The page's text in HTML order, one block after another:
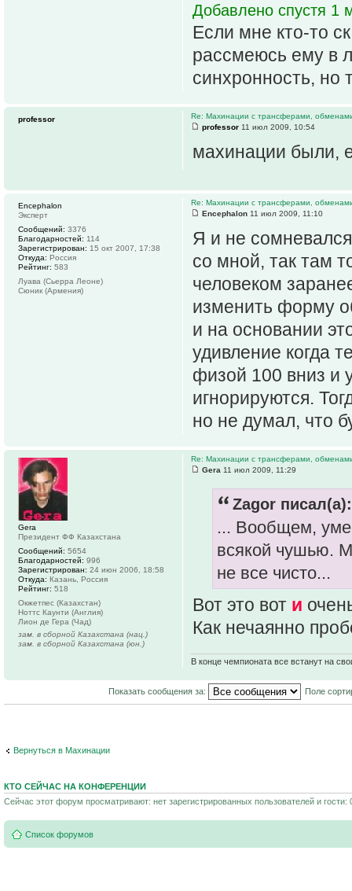
Добавлено спустя 1
Если мне кто-то
рассмеюсь ему в
синхронность, но
Re: Махинации с трансферами,
professor 11 июл 2009, 10:54
махинации были,
professor
Re: Махинации с трансферами,
Encephalon 11 июл 2009, 11:10
Я и не
со мной, так там
человеком
изменить форму
и на основании
удивление когда
физой 100 вниз и
игнорируются.
но не думал, что
Encephalon
Эксперт
Сообщений: 3376
Благодарностей: 114
Зарегистрирован: 15 окт 2007, 17:38
Откуда: Россия
Рейтинг: 583
Луава (Сьерра Леоне)
Сюник (Армения)
Re: Махинации с трансферами,
Gera 11 июл 2009, 11:29
Zagor писал(а):
... Вообщем,
всякой чушью.
не все чисто...
Вот это вот и
Как нечаянно
В конце чемпионата все встанут на
Gera
Президент ФФ Казахстана
Сообщений: 5654
Благодарностей: 996
Зарегистрирован: 24 июн 2006, 18:58
Откуда: Казань, Россия
Рейтинг: 518
Окжетпес (Казахстан)
Ноттс Каунти (Англия)
Лион де Гера (Чад)
зам. в сборной Казахстана (нац.)
зам. в сборной Казахстана (юн.)
Показать сообщения за: Поле
Вернуться в Махинации
КТО СЕЙЧАС НА КОНФЕРЕНЦИИ
Сейчас этот форум просматривают: нет зарегистрированных пользователей и гости:
Список форумов